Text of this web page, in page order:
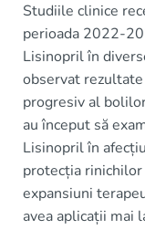
Studiile clinice
perioada 2022-
Lisinopril în
observat
progresiv al
au început să
Lisinopril în
protecția
expansiuni
avea aplicații mai